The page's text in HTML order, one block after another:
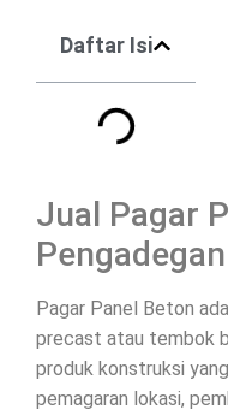
Daftar Isi
Jual Pagar
Pengadegan
Pagar Panel Beton
precast atau tembok
produk konstruksi
pemagaran lokasi,